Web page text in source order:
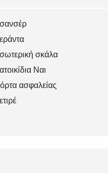
σκάλα
Ναι
ασφαλείας